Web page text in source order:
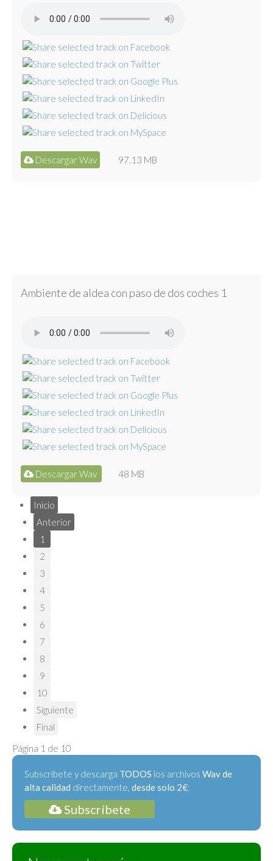
Descargar Wav 97.13 MB
Ambiente de aldea con paso de dos coches 1
Descargar Wav 48 MB
Inicio
Anterior
1
2
3
4
5
6
7
8
9
10
Siguiente
Final
Página 1 de 10
Subscríbete y descarga TODOS los archivos Wav de
alta calidad directamente, desde solo 2€:
Subscríbete